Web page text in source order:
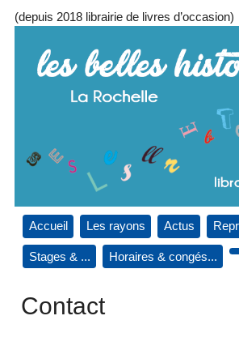
(depuis 2018 librairie de livres d’occasion)
Accueil Les rayons Actus
Stages & ... Horaires & congés...
Contact